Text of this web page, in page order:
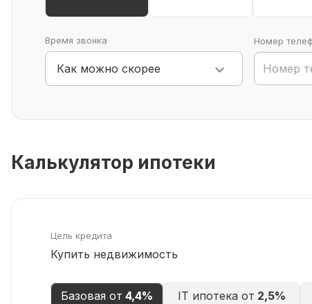
Звоните по номеру, указанному в объявлении, и
Время звонка
Как можно скорее
Номер
Калькулятор ипотеки
Цель кредита
Купить недвижимость
Базовая от 4,4% IT ипотека от 2,5%